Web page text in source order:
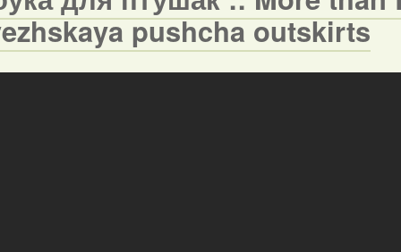
pushcha outskirts